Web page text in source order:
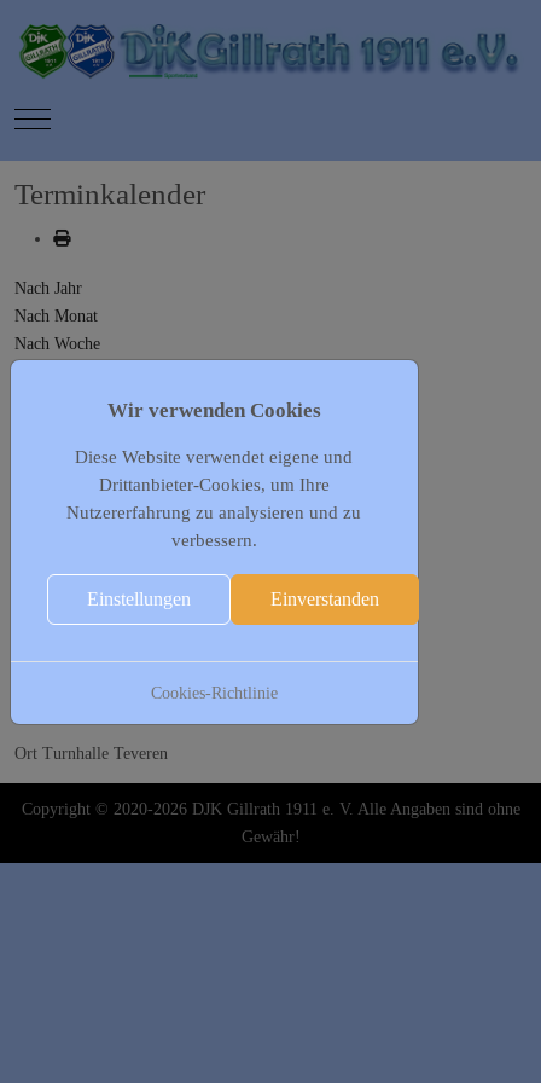
Mobile Menu Toggle
Terminkalender
Nach Jahr
Nach Monat
Nach Woche
Gehe zu Monat
Gehe zu Monat
Mittwoch, 25. September 2024, 19:00 - 20:00
Vorherige Wiederholung
Nächste Wiederholung
: 305376
Kontaktbernd.scheufens@djk-gillrath.de
Sportgruppe für Herren Ü40.
Ort Turnhalle Teveren
Copyright © 2020-2026 DJK Gillrath 1911 e. V. Alle Angaben sind ohne
Gewähr!
Wir verwenden Cookies
Diese Website verwendet eigene und
Drittanbieter-Cookies, um Ihre
Nutzererfahrung zu analysieren und zu
verbessern.
Einstellungen Einverstanden
Cookies-Richtlinie